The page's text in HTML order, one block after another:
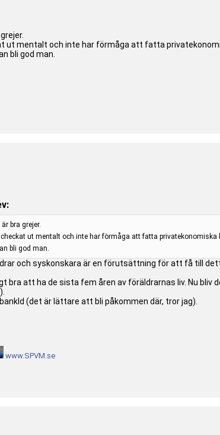
ut mentalt och inte har förmåga att fatta
bli god man.
bra grejer.
ut mentalt och inte har förmåga att fatta
bli god man.
och syskonskara är en förutsättning för att få till
bra att ha de sista fem åren av föräldrarnas liv. Nu
(det är lättare att bli påkommen där, tror jag).
www.SPVM.se